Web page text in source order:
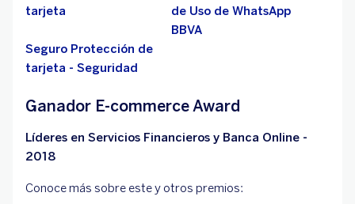
tarjeta
de Uso de WhatsApp
BBVA
Seguro Protección de
tarjeta - Seguridad
Ganador E-commerce Award
Líderes en Servicios Financieros y Banca Online -
2018
Conoce más sobre este y otros premios: